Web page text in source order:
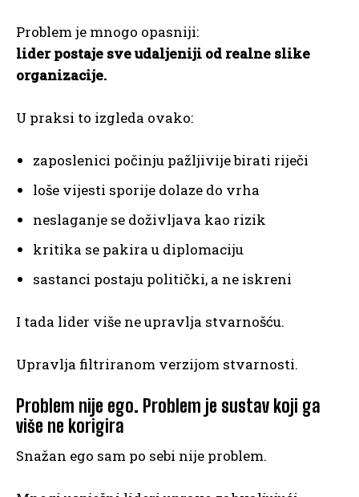
Problem je mnogo opasniji:
lider postaje sve udaljeniji od realne slike
organizacije.
U praksi to izgleda ovako:
zaposlenici počinju pažljivije birati riječi
loše vijesti sporije dolaze do vrha
neslaganje se doživljava kao rizik
kritika se pakira u diplomaciju
sastanci postaju politički, a ne iskreni
I tada lider više ne upravlja stvarnošću.
Upravlja filtriranom verzijom stvarnosti.
Problem nije ego. Problem je sustav koji ga
više ne korigira
Snažan ego sam po sebi nije problem.